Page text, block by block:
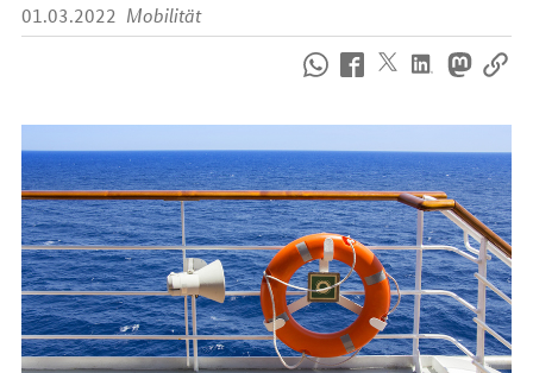
01.03.2022 Mobilität
uns
im
Internet